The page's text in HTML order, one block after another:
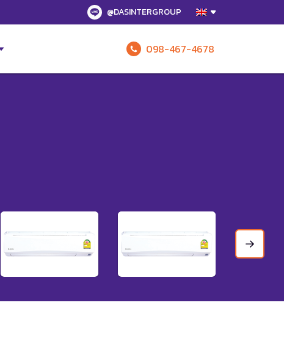
@DASINTERGROUP
098-467-4678